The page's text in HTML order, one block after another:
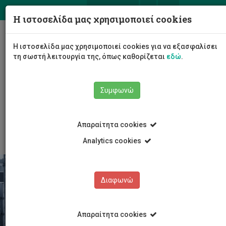
Σχολή Διοίκησης και Οικονομίας
Τμήμα Χρηματοοικονομικής, Λογιστικής και
Ακαδημαϊκά Σεμινάρια
Η ιστοσελίδα μας χρησιμοποιεί cookies
Η ιστοσελίδα μας χρησιμοποιεί cookies για να εξασφαλίσει
τη σωστή λειτουργία της, όπως καθορίζεται εδώ.
Συμφωνώ
Απαραίτητα cookies
Analytics cookies
Διαφωνώ
Απαραίτητα cookies